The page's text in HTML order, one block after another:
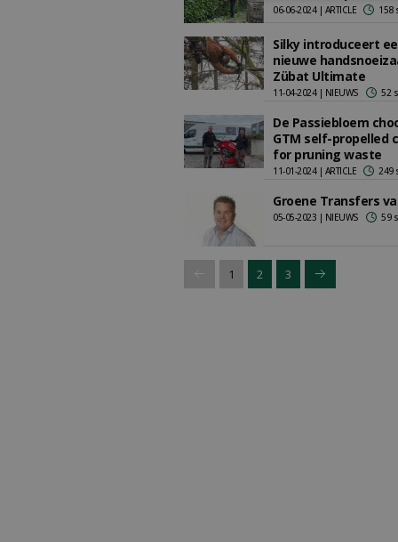
06-06-2024 | ARTICLE 158
Silky introduceert
nieuwe
Zübat Ultimate
11-04-2024 | NIEUWS 52
De Passiebloem
GTM self-propelled
for pruning waste
11-01-2024 | ARTICLE 249
Groene Transfers
05-05-2023 | NIEUWS 59
1 2 3